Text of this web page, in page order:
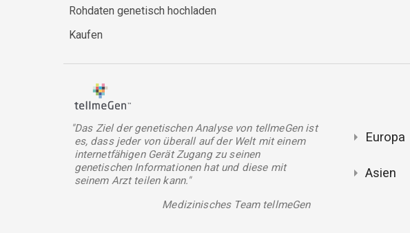
Rohdaten genetisch hochladen
Kaufen
"Das Ziel der genetischen Analyse von tellmeGen ist
es, dass jeder von überall auf der Welt mit einem
internetfähigen Gerät Zugang zu seinen
genetischen Informationen hat und diese mit
seinem Arzt teilen kann."
Medizinisches Team tellmeGen
Europa
Asien